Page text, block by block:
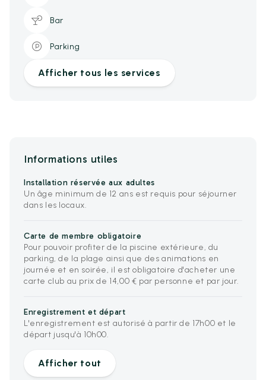
Bar
Parking
Afficher tous les services
Informations utiles
Installation réservée aux adultes
Un âge minimum de 12 ans est requis pour séjourner
dans les locaux.
Carte de membre obligatoire
Pour pouvoir profiter de la piscine extérieure, du
parking, de la plage ainsi que des animations en
journée et en soirée, il est obligatoire d'acheter une
carte club au prix de 14,00 € par personne et par jour.
Enregistrement et départ
L'enregistrement est autorisé à partir de 17h00 et le
départ jusqu'à 10h00.
Afficher tout